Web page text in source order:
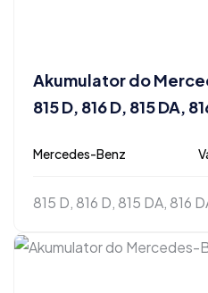
Akumulator do
815 D, 816 D, 815 DA,
Mercedes-Benz
815 D, 816 D, 815 DA, 816